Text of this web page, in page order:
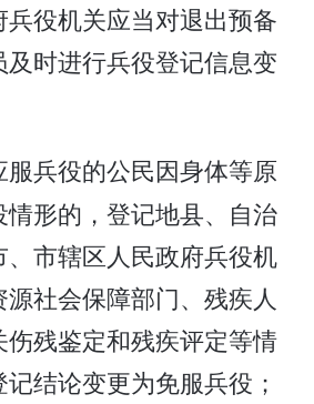
役机关应当对退出预备
时进行兵役登记信息变
服兵役的公民因身体等原
情形的，登记地县、自治
市辖区人民政府兵役机
社会保障部门、残疾人
残鉴定和残疾评定等情
结论变更为免服兵役；